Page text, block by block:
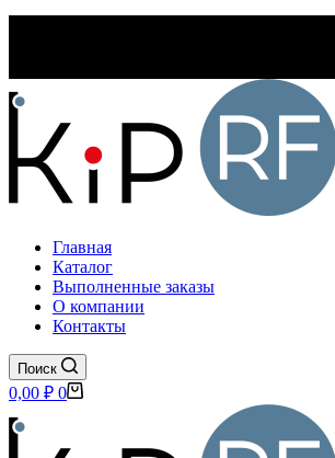
Главная
Каталог
Выполненные заказы
О компании
Контакты
Поиск
Корзина
0,00 ₽ 0